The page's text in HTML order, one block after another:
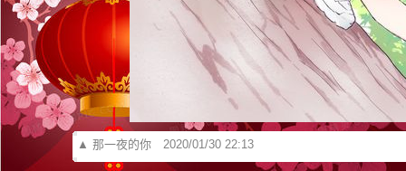
▲ 那一夜的你 2020/01/30 22:13